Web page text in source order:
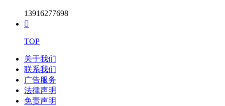
13916277698

TOP
关于我们
联系我们
广告服务
法律声明
免责声明